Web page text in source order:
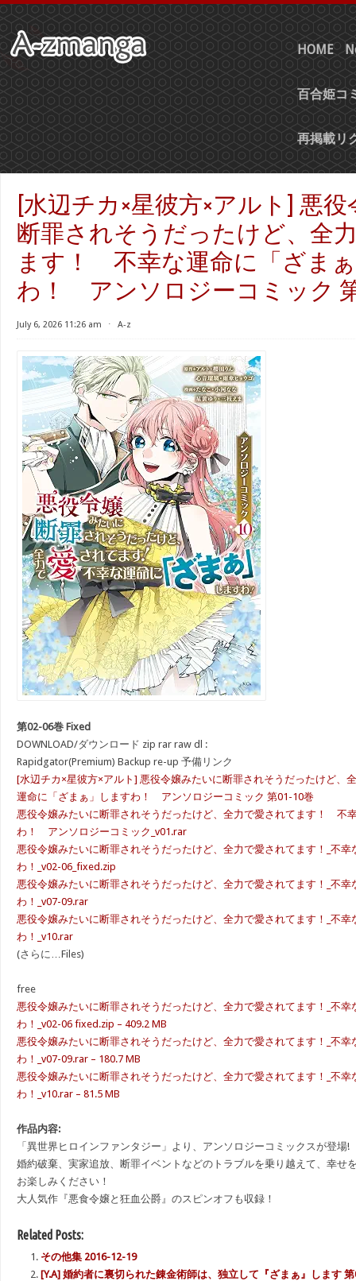
HOME
百合姫コ
再掲載リ
[水辺チカ×星彼方×アルト] 悪
断罪されそうだったけど、全
ます！ 不幸な運命に「ざま
わ！ アンソロジーコミック 第
July 6, 2026 11:26 am ⋅ A-z
第02-06巻 Fixed
DOWNLOAD/ダウンロード zip rar raw dl :
Rapidgator(Premium) Backup re-up 予備リンク
[水辺チカ×星彼方×アルト] 悪役令嬢みたいに断罪されそうだったけど
運命に「ざまぁ」しますわ！ アンソロジーコミック 第01-10巻
悪役令嬢みたいに断罪されそうだったけど、全力で愛されてます！ 不
わ！ アンソロジーコミック_v01.rar
悪役令嬢みたいに断罪されそうだったけど、全力で愛されてます！_不
わ！_v02-06_fixed.zip
悪役令嬢みたいに断罪されそうだったけど、全力で愛されてます！_不
わ！_v07-09.rar
悪役令嬢みたいに断罪されそうだったけど、全力で愛されてます！_不
わ！_v10.rar
(さらに…Files)
free
悪役令嬢みたいに断罪されそうだったけど、全力で愛されてます！_不
わ！_v02-06 fixed.zip – 409.2 MB
悪役令嬢みたいに断罪されそうだったけど、全力で愛されてます！_不
わ！_v07-09.rar – 180.7 MB
悪役令嬢みたいに断罪されそうだったけど、全力で愛されてます！_不
わ！_v10.rar – 81.5 MB
作品内容:
「異世界ヒロインファンタジー」より、アンソロジーコミックスが登場!
婚約破棄、実家追放、断罪イベントなどのトラブルを乗り越えて、幸せ
お楽しみください！
大人気作『悪食令嬢と狂血公爵』のスピンオフも収録！
Related Posts:
その他集 2016-12-19
[Y.A] 婚約者に裏切られた錬金術師は、独立して『ざまぁ』します